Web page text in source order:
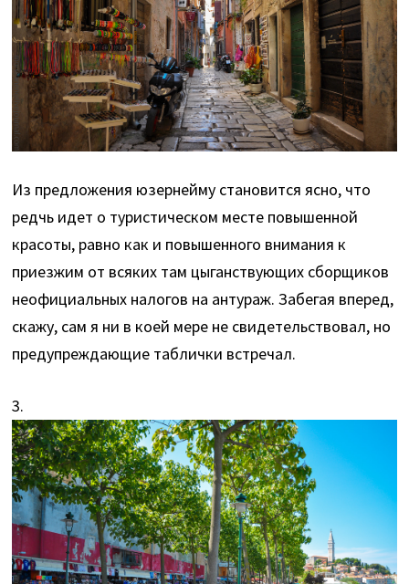
Из предложения юзернейму становится ясно, что
редчь идет о туристическом месте повышенной
красоты, равно как и повышенного внимания к
приезжим от всяких там цыганствующих сборщиков
неофициальных налогов на антураж. Забегая вперед,
скажу, сам я ни в коей мере не свидетельствовал, но
предупреждающие таблички встречал.
3.